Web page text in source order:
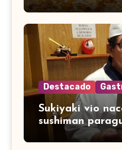
Destacado
Sukiyaki vio
sushiman